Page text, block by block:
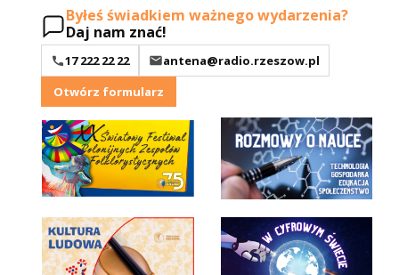
Byłeś świadkiem ważnego wydarzenia?
Daj nam znać!
17 222 22 22
antena@radio.rzeszow.pl
Otwórz formularz